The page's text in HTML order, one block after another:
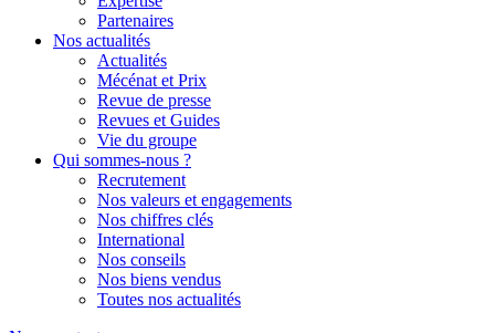
Partenaires
Nos actualités
Actualités
Mécénat et Prix
Revue de presse
Revues et Guides
Vie du groupe
Qui sommes-nous ?
Recrutement
Nos valeurs et engagements
Nos chiffres clés
International
Nos conseils
Nos biens vendus
Toutes nos actualités